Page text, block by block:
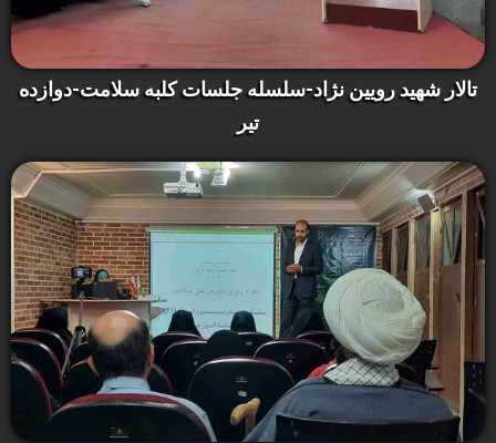
تالار شهید رویین نژاد-سلسله جلسات کلبه سلامت-دوازده
تیر